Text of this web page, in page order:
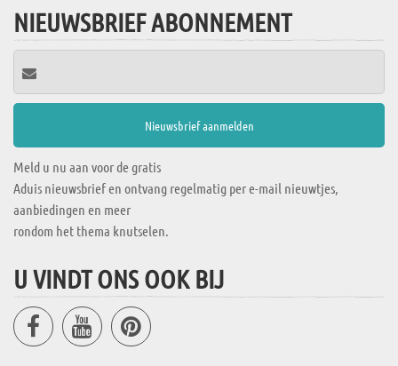
NIEUWSBRIEF ABONNEMENT
Meld u nu aan voor de gratis
Aduis nieuwsbrief en ontvang regelmatig per e-mail nieuwtjes,
aanbiedingen en meer
rondom het thema knutselen.
U VINDT ONS OOK BIJ